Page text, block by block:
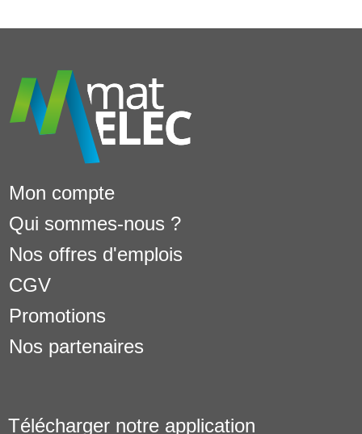
Mon compte
Qui sommes-nous ?
Nos offres d'emplois
CGV
Promotions
Nos partenaires
Télécharger notre application